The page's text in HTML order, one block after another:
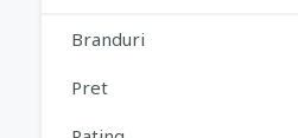
Branduri
Pret